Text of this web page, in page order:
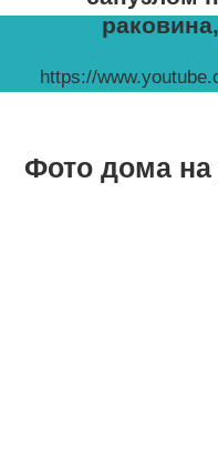
https://
Фото дома на